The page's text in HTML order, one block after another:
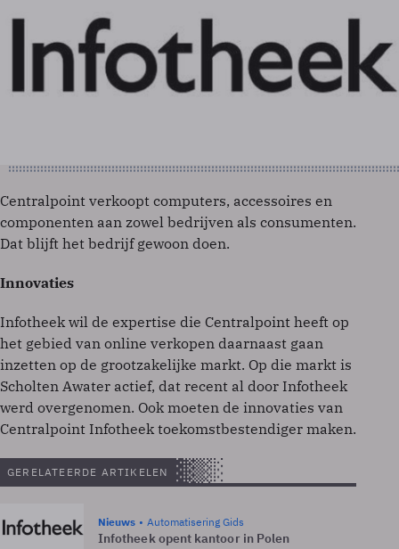
Centralpoint verkoopt computers, accessoires en
componenten aan zowel bedrijven als consumenten.
Dat blijft het bedrijf gewoon doen.
Innovaties
Infotheek wil de expertise die Centralpoint heeft op
het gebied van online verkopen daarnaast gaan
inzetten op de grootzakelijke markt. Op die markt is
Scholten Awater actief, dat recent al door Infotheek
werd overgenomen. Ook moeten de innovaties van
Centralpoint Infotheek toekomstbestendiger maken.
GERELATEERDE ARTIKELEN
Nieuws Automatisering Gids
Infotheek opent kantoor in Polen